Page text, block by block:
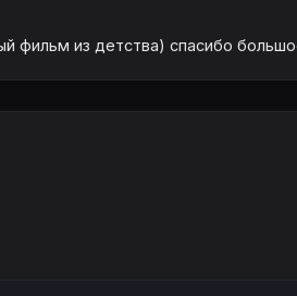
фильм из детства) спасибо